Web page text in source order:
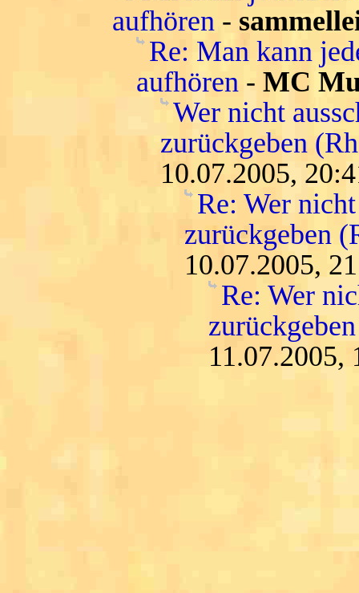
aufhören -
Re: Man kann
aufhören - MC
Wer nicht
zurückgeben
10.07.2005,
Re: Wer
zurückgeben
10.07.2005,
Re: Wer
11.07.2005,